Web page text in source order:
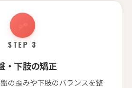
STEP 3
・下肢の矯正
の歪みや下肢のバランスを整